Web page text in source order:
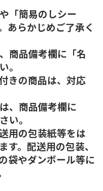
「簡易のしシー
あらかじめご了承く
商品備考欄に「名
。
きの商品は、対応
、商品備考欄に
い。
用の包装紙等をは
す。配送用の包装、
袋やダンボール等に